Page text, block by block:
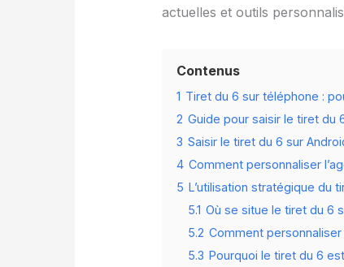
actuelles et outils
Contenus
1 Tiret du 6 sur téléphone :
2 Guide pour saisir le tiret du
3 Saisir le tiret du 6 sur
4 Comment personnaliser
5 L’utilisation stratégique du
5.1 Où se situe le tiret du 6
5.2 Comment personnaliser
5.3 Pourquoi le tiret du 6